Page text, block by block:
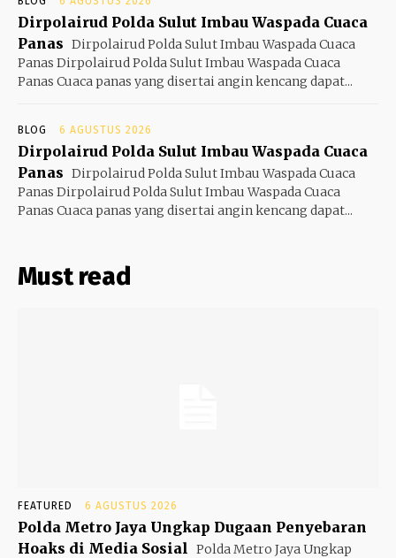
Dirpolairud Polda Sulut Imbau Waspada Cuaca
Panas Dirpolairud Polda Sulut Imbau Waspada Cuaca
Panas Dirpolairud Polda Sulut Imbau Waspada Cuaca
Panas Cuaca panas yang disertai angin kencang dapat...
BLOG 6 AGUSTUS 2026
Dirpolairud Polda Sulut Imbau Waspada Cuaca
Panas Dirpolairud Polda Sulut Imbau Waspada Cuaca
Panas Dirpolairud Polda Sulut Imbau Waspada Cuaca
Panas Cuaca panas yang disertai angin kencang dapat...
Must read
FEATURED 6 AGUSTUS 2026
Polda Metro Jaya Ungkap Dugaan Penyebaran
Hoaks di Media Sosial Polda Metro Jaya Ungkap